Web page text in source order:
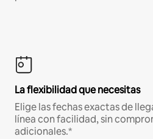
La flexibilidad que necesitas
Elige las fechas exactas de
línea con facilidad, sin
adicionales.*